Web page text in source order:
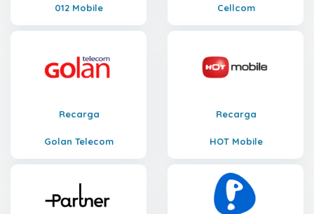
012 Mobile Cellcom
Recarga
Golan Telecom
Recarga
HOT Mobile